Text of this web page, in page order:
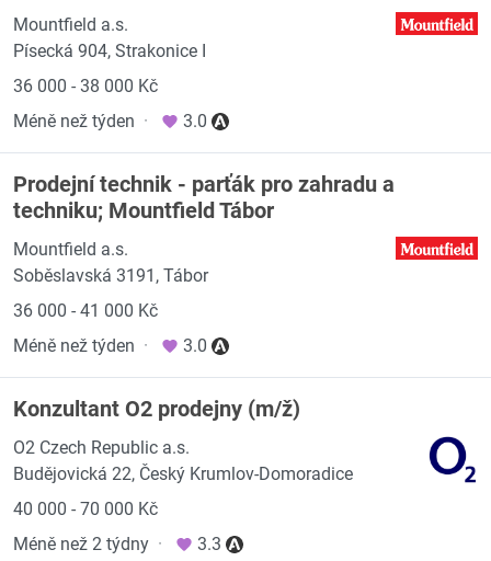
Mountfield a.s.
Písecká 904, Strakonice I
36 000 - 38 000 Kč
Méně než týden · 3.0
Prodejní technik - parťák pro zahradu a
techniku; Mountfield Tábor
Mountfield a.s.
Soběslavská 3191, Tábor
36 000 - 41 000 Kč
Méně než týden · 3.0
Konzultant O2 prodejny (m/ž)
O2 Czech Republic a.s.
Budějovická 22, Český Krumlov-Domoradice
40 000 - 70 000 Kč
Méně než 2 týdny · 3.3